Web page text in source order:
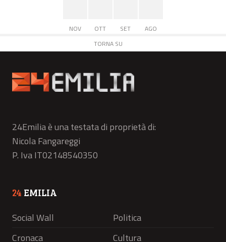
NOV OTT SET
AGO
TORNA SU
24Emilia è una testata di proprietà di:
Nicola Fangareggi
P. Iva IT02148540350
24 EMILIA
Social Wall
Politica
Cronaca
Cultura